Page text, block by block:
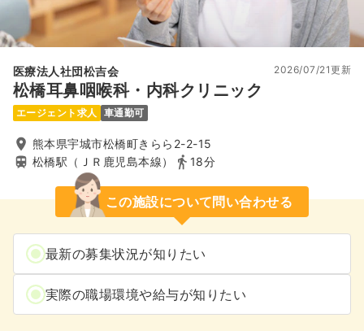
医療法人社団松吉会
松橋耳鼻咽喉科・内科クリニック
2026/07/21更新
エージェント求人 車通勤可
熊本県宇城市松橋町きらら2-2-15
松橋駅（ＪＲ鹿児島本線）
18分
この施設について問い合わせる
最新の募集状況が知りたい
実際の職場環境や給与が知りたい